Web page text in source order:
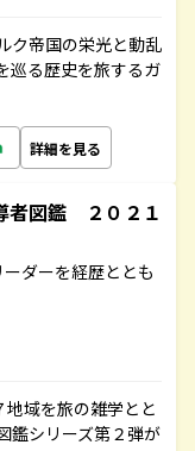
ク帝国の栄光と動乱
巡る歴史を旅するガ
詳細を見る
者図鑑 ２０２１
ダーを経歴ととも
域を旅の雑学とと
鑑シリーズ第２弾が